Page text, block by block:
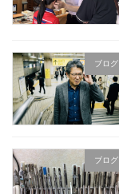
ジ
り
ブログ
ブログ